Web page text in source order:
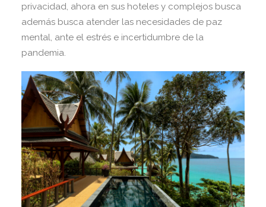
privacidad, ahora en sus hoteles y complejos busca
además busca atender las necesidades de paz
mental, ante el estrés e incertidumbre de la
pandemia.